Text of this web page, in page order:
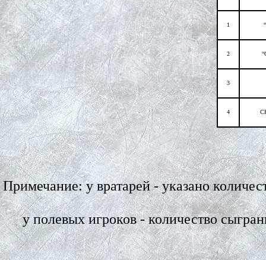
1
2
3
4
Примечание: у вратарей - указано
у полевых игроков - количество